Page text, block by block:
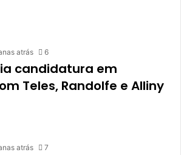
atrás 6
candidatura em
Teles, Randolfe e Alliny
atrás 7